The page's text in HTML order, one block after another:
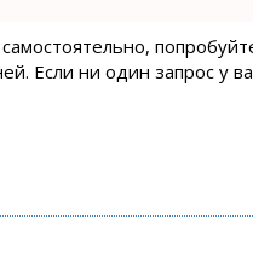
Если ни один запрос у